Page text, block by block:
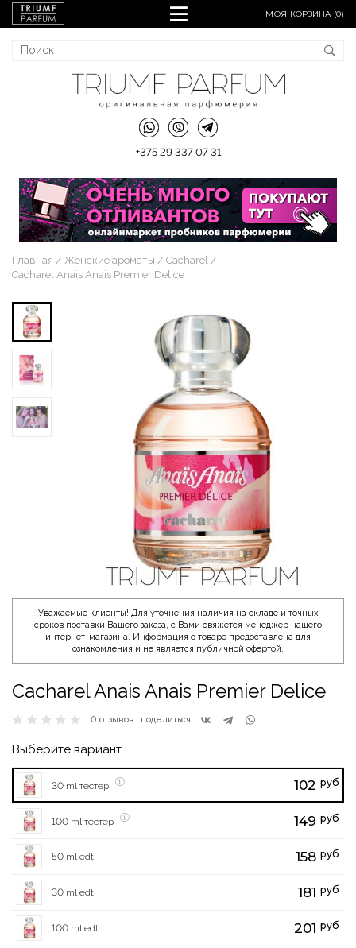
МОЯ КОРЗИНА (0)
+375 29 337 07 31
Главная Женские ароматы
Cacharel
Cacharel Anais Anais Premier Delice
Уважаемые клиенты! Для уточнения наличия на складе и точных
сроков поставки Вашего заказа, с Вами свяжется менеджер нашего
интернет-магазина. Информация о товаре предоставлена для
ознакомления и не является публичной офертой.
Cacharel Anais Anais Premier Delice
0 отзывов поделиться
Выберите вариант
30 ml тестер 102 руб
100 ml тестер 149 руб
50 ml edt 158 руб
30 ml edt 181 руб
100 ml edt 201 руб